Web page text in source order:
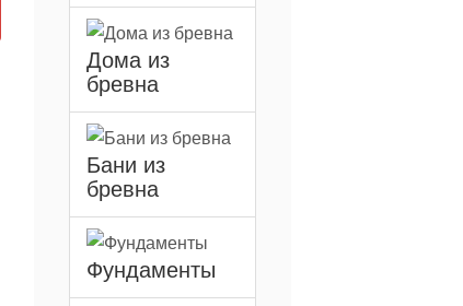
Дома из
бревна
Бани из
бревна
Фундаменты